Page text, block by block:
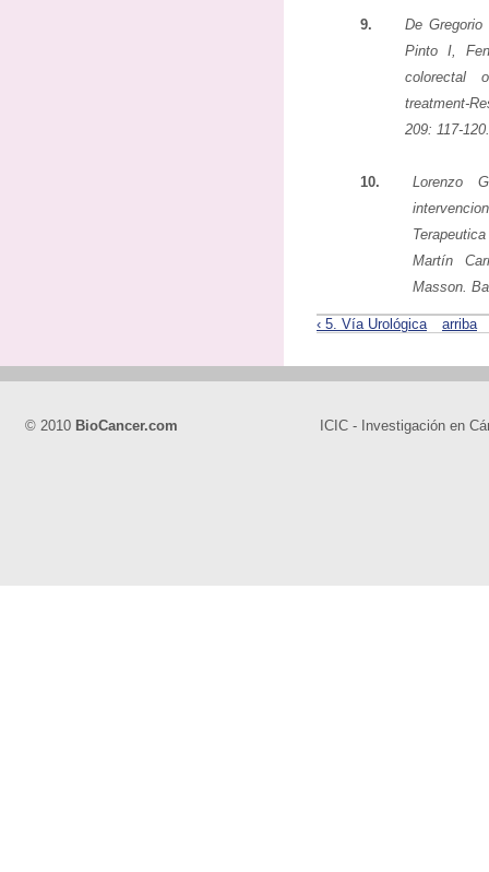
9.
De
Pinto I,
colorectal
treatment-
209: 117-120.
10.
Lorenzo
Martín
Masson.
‹ 5. Vía Urológica arriba
© 2010 BioCancer.com ICIC - Investigación en